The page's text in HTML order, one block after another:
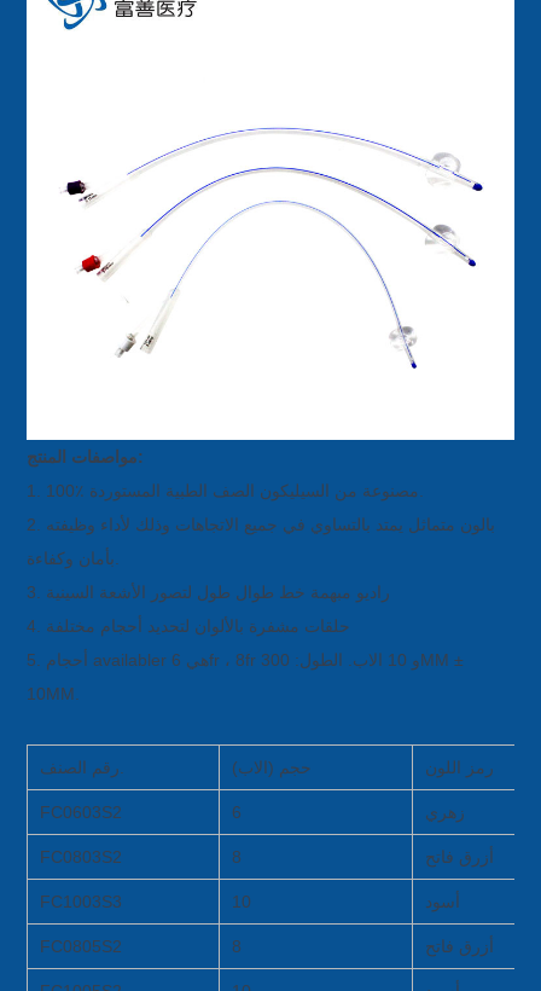
مواصفات المنتج:
1. 100٪ مصنوعة من السيليكون الصف الطبية المستوردة.
2. بالون متماثل يمتد بالتساوي في جميع الاتجاهات وذلك لأداء وظيفته
بأمان وكفاءة.
3. راديو مبهمة خط طوال طول لتصور الأشعة السينية
4. حلقات مشفرة بالألوان لتحديد أحجام مختلفة
5. أحجام availabler هي 6fr ، 8fr و 10 الاب. الطول: 300MM ±
10MM.
رقم الصنف. حجم (الاب) رمز اللون
FC0603S2 6 زهري
FC0803S2 8 أزرق فاتح
FC1003S3 10 أسود
FC0805S2 8 أزرق فاتح